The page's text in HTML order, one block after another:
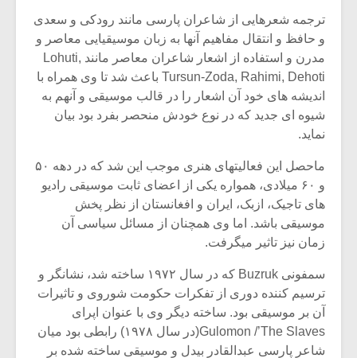
ترجمه شعرهایی از شاعران پارسی مانند رودکی و سعدی
و حافظ و انتقال مفاهیم آنها به زبان موسیقیایی معاصر و
مدرن و استفاده از اشعار شاعران معاصر مانند Lohuti,
Tursun-Zoda, Rahimi, Dehoti باعث شد تا وی همراه با
اندیشه های خود آن اشعار را در قالب موسیقی و آنهم به
شیوه ای جدید که در نوع خودش منحصر بفرد بود بیان
نماید.
ماحصل این فعالیتهای هنری موجب این شد که در دهه ۵۰
و ۶۰ میلادی، همواره یکی از اعضای ثابت موسیقی رادیو
های تاجیک، ازبک، ایران و افغانستان از نظر پخش
موسیقی باشد. اما وی همچنان از مسائل سیاسی آن
زمان نیز تاثیر میگرفت.
سمفونی Buzruk که در سال ۱۹۷۲ ساخته شد، نشانگر و
ترسیم کننده دوری از تفکرات حکومت شوروی و تاثیرات
آن بر موسیقی بود. ساخته دیگر وی با عنوان اپرای
Gulomon /’The Slaves(در سال ۱۹۷۸) رابطی بود میان
شاعر پارسی عبدالقادر بیدل و موسیقی ساخته شده بر